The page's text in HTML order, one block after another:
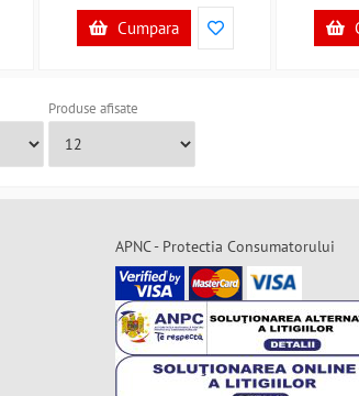
Cumpara
Produse afisate
APNC - Protectia Consumatorului